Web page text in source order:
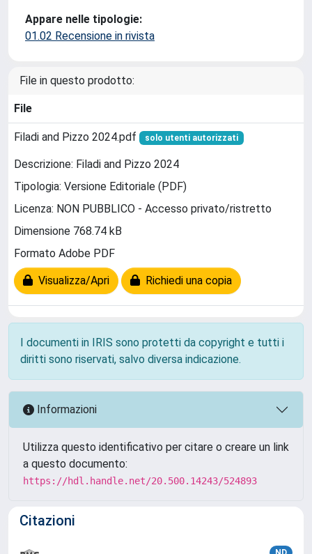
Appare nelle tipologie:
01.02 Recensione in rivista
File in questo prodotto:
File
Filadi and Pizzo 2024.pdf solo utenti autorizzati
Descrizione: Filadi and Pizzo 2024
Tipologia: Versione Editoriale (PDF)
Licenza: NON PUBBLICO - Accesso privato/ristretto
Dimensione 768.74 kB
Formato Adobe PDF
Visualizza/Apri Richiedi una copia
I documenti in IRIS sono protetti da copyright e tutti i
diritti sono riservati, salvo diversa indicazione.
Informazioni
Utilizza questo identificativo per citare o creare un link
a questo documento:
https://hdl.handle.net/20.500.14243/524893
Citazioni